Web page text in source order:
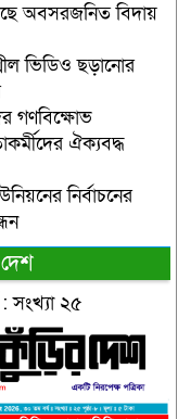
অবসরজনিত বিদায়
ভিডিও ছড়ানোর
গণবিক্ষোভ
ঐক্যবদ্ধ
নির্বাচনের
২৫